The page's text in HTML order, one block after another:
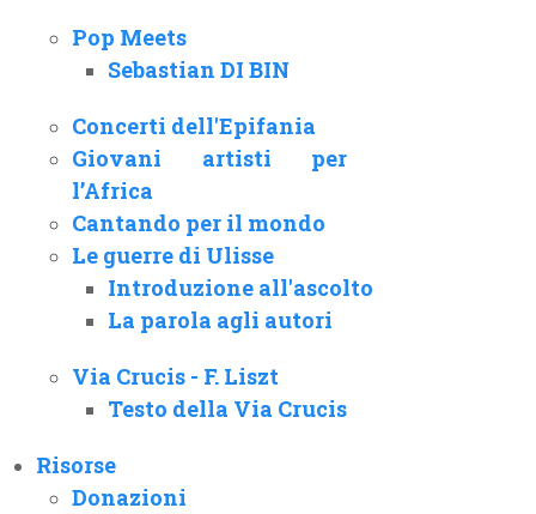
Pop Meets
Sebastian DI BIN
Concerti dell'Epifania
Giovani artisti per
l’Africa
Cantando per il mondo
Le guerre di Ulisse
Introduzione all'ascolto
La parola agli autori
Via Crucis - F. Liszt
Testo della Via Crucis
Risorse
Donazioni